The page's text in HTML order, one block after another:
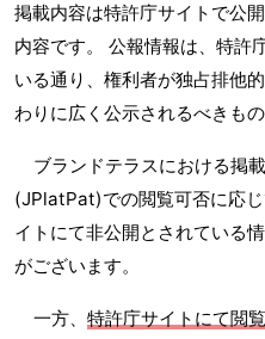
掲載内容は特許庁サイトで公
内容です。 公報情報は、特許
いる通り、権利者が独占排他
わりに広く公示されるべきもの
ブランドテラスにおける掲
(JPlatPat)での閲覧可否に応
イトにて非公開とされている
がございます。
一方、 特許庁サイトにて閲